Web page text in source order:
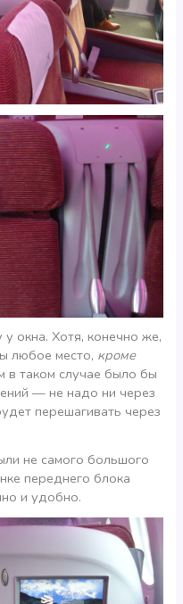
окна. Хотя, конечно же,
любое место, кроме
в таком случае было бы
— не надо ни через
перешагивать через
не самого большого
переднего блока
и удобно.